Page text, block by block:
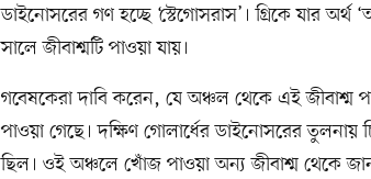
ডাইনোসরের গণ হচ্ছে ‘স্টেগোসরাস’। গ্রিকে যার অর্থ
সালে জীবাশ্মটি পাওয়া যায়।
গবেষকেরা দাবি করেন, যে অঞ্চল থেকে এই জীবাশ্ম
পাওয়া গেছে। দক্ষিণ গোলার্ধের ডাইনোসরের
ছিল। ওই অঞ্চলে খোঁজ পাওয়া অন্য জীবাশ্ম থেকে